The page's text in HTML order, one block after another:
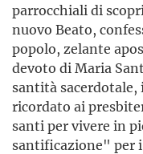
parrocchiali di
nuovo Beato,
popolo, zelante
devoto di Maria
santità sacerdotale,
ricordato ai
santi per vivere in
santificazione" per